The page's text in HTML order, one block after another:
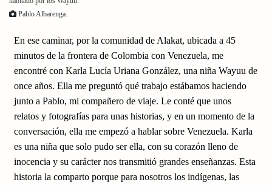
Pablo Albarenga.
En ese caminar, por la comunidad de Alakat, ubicada a 45
minutos de la frontera de Colombia con Venezuela, me
encontré con Karla Lucía Uriana González, una niña Wayuu de
once años. Ella me preguntó qué trabajo estábamos haciendo
junto a Pablo, mi compañero de viaje. Le conté que unos
relatos y fotografías para unas historias, y en un momento de la
conversación, ella me empezó a hablar sobre Venezuela. Karla
es una niña que solo pudo ser ella, con su corazón lleno de
inocencia y su carácter nos transmitió grandes enseñanzas. Esta
historia la comparto porque para nosotros los indígenas, las